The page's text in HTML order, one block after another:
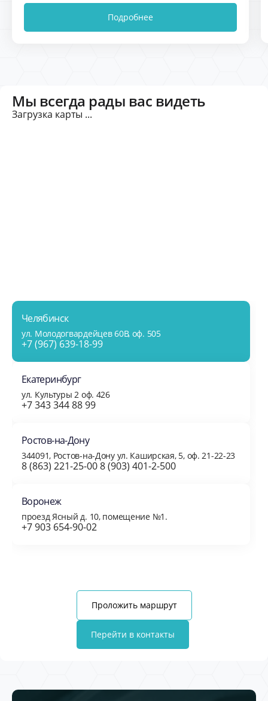
Подробнее
Мы всегда рады вас видеть
Челябинск
ул. Молодогвардейцев 60В, оф. 505
+7 (967) 639-18-99
Екатеринбург
ул. Культуры 2 оф. 426
+7 343 344 88 99
Ростов-на-Дону
344091, Ростов-на-Дону ул. Каширская, 5, оф. 21-22-23
8 (863) 221-25-00 8 (903) 401-2-500
Воронеж
проезд Ясный д. 10, помещение №1.
+7 903 654-90-02
Проложить маршрут
Перейти в контакты
Загрузка карты ...